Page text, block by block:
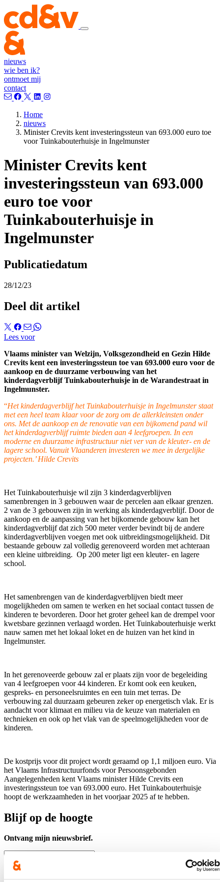
nieuws
wie ben ik?
ontmoet mij
contact
Home
nieuws
Minister Crevits kent investeringssteun van 693.000 euro toe
voor Tuinkabouterhuisje in Ingelmunster
Minister Crevits kent
investeringssteun van 693.000
euro toe voor
Tuinkabouterhuisje in
Ingelmunster
Publicatiedatum
28/12/23
Deel dit artikel
Lees voor
Vlaams minister van Welzijn, Volksgezondheid en Gezin Hilde
Crevits kent een investeringssteun toe van 693.000 euro voor de
aankoop en de duurzame verbouwing van het
kinderdagverblijf Tuinkabouterhuisje in de Warandestraat in
Ingelmunster.
“Het kinderdagverblijf het Tuinkabouterhuisje in Ingelmunster staat
met een heel team klaar voor de zorg om de allerkleinsten onder
ons. Met de aankoop en de renovatie van een bijkomend pand wil
het kinderdagverblijf ruimte bieden aan 4 leefgroepen. In een
moderne en duurzame infrastructuur niet ver van de kleuter- en de
lagere school. Vanuit Vlaanderen investeren we mee in dergelijke
projecten.’ Hilde Crevits
Het Tuinkabouterhuisje wil zijn 3 kinderdagverblijven
samenbrengen in 3 gebouwen waar de percelen aan elkaar grenzen.
2 van de 3 gebouwen zijn in werking als kinderdagverblijf. Door de
aankoop en de aanpassing van het bijkomende gebouw kan het
kinderdagverblijf dat zich 500 meter verder bevindt bij de andere
kinderdagverblijven voegen met ook uitbreidingsmogelijkheid. Dit
bestaande gebouw zal volledig gerenoveerd worden met achteraan
een kleine uitbreiding. Op 200 meter ligt een kleuter- en lagere
school.
Het samenbrengen van de kinderdagverblijven biedt meer
mogelijkheden om samen te werken en het sociaal contact tussen de
kinderen te bevorderen. Door het groter geheel kan de drempel voor
kwetsbare gezinnen verlaagd worden. Het Tuinkabouterhuisje werkt
nauw samen met het lokaal loket en de huizen van het kind in
Ingelmunster.
In het gerenoveerde gebouw zal er plaats zijn voor de begeleiding
van 4 leefgroepen voor 44 kinderen. Er komt ook een keuken,
gespreks- en personeelsruimtes en een tuin met terras. De
verbouwing zal duurzaam gebeuren zeker op energetisch vlak. Er is
aandacht voor klimaat en milieu via de keuze van materialen en
technieken en ook op het vlak van de speelmogelijkheden voor de
kinderen.
De kostprijs voor dit project wordt geraamd op 1,1 miljoen euro. Via
het Vlaams Infrastructuurfonds voor Persoonsgebonden
Aangelegenheden kent Vlaams minister Hilde Crevits een
investeringssteun toe van 693.000 euro. Het Tuinkabouterhuisje
hoopt de werkzaamheden in het voorjaar 2025 af te hebben.
Blijf op de hoogte
Ontvang mijn nieuwsbrief.